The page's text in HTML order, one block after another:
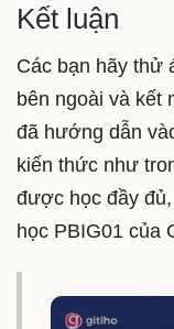
Kết luận
Các bạn hãy thử
bên ngoài và kết
đã hướng dẫn
kiến thức như
được học đầy
học PBIG01 của